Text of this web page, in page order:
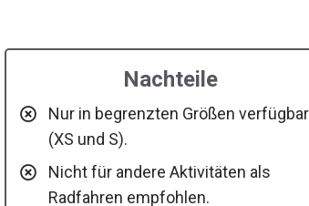
Nachteile
Nur in begrenzten Größen verfügbar
(XS und S).
Nicht für andere Aktivitäten als
Radfahren empfohlen.